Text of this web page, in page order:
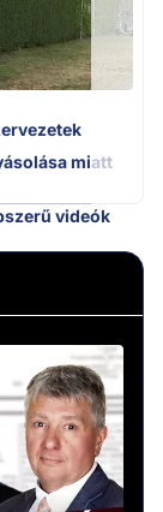
miatt
videók